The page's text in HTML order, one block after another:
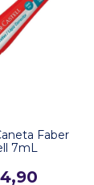
Faber
7mL